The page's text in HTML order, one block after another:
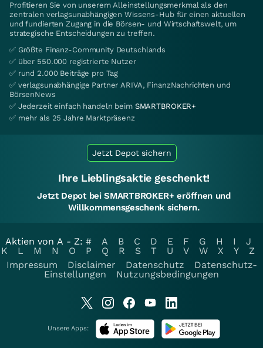
Profitieren Sie von unserem Alleinstellungsmerkmal als den
zentralen verlagsunabhängigen Wissens-Hub für einen aktuellen
und fundierten Zugang in die Börsen- und Wirtschaftswelt, um
strategische Entscheidungen zu treffen.
✅ Größte Finanz-Community Deutschlands
✅ über 550.000 registrierte Nutzer
✅ rund 2.000 Beiträge pro Tag
✅ verlagsunabhängige Partner ARIVA, FinanzNachrichten und
BörsenNews
✅ Jederzeit einfach handeln beim SMARTBROKER+
✅ mehr als 25 Jahre Marktpräsenz
Jetzt Depot sichern
Ihre Lieblingsaktie geschenkt!
Jetzt Depot bei SMARTBROKER+ eröffnen und
Willkommensgeschenk sichern.
Aktien von A - Z: # A B C D E F G H I
J
K
L M N O P Q R S T U V W X Y
Z
Impressum
Disclaimer Datenschutz
Datenschutz-
Einstellungen
Nutzungsbedingungen
Unsere Apps: